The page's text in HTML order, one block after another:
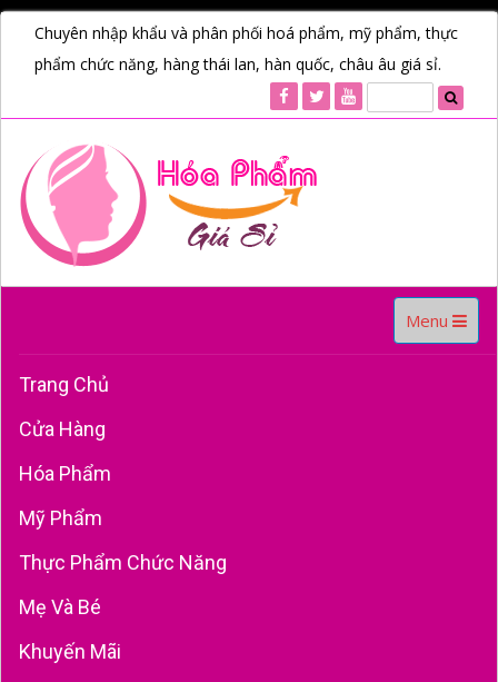
Chuyên nhập khẩu và phân phối hoá phẩm, mỹ phẩm, thực
phẩm chức năng, hàng thái lan, hàn quốc, châu âu giá sỉ.
Toggle
navigation
Menu
Trang Chủ
Cửa Hàng
Hóa Phẩm
Mỹ Phẩm
Thực Phẩm Chức Năng
Mẹ Và Bé
Khuyến Mãi